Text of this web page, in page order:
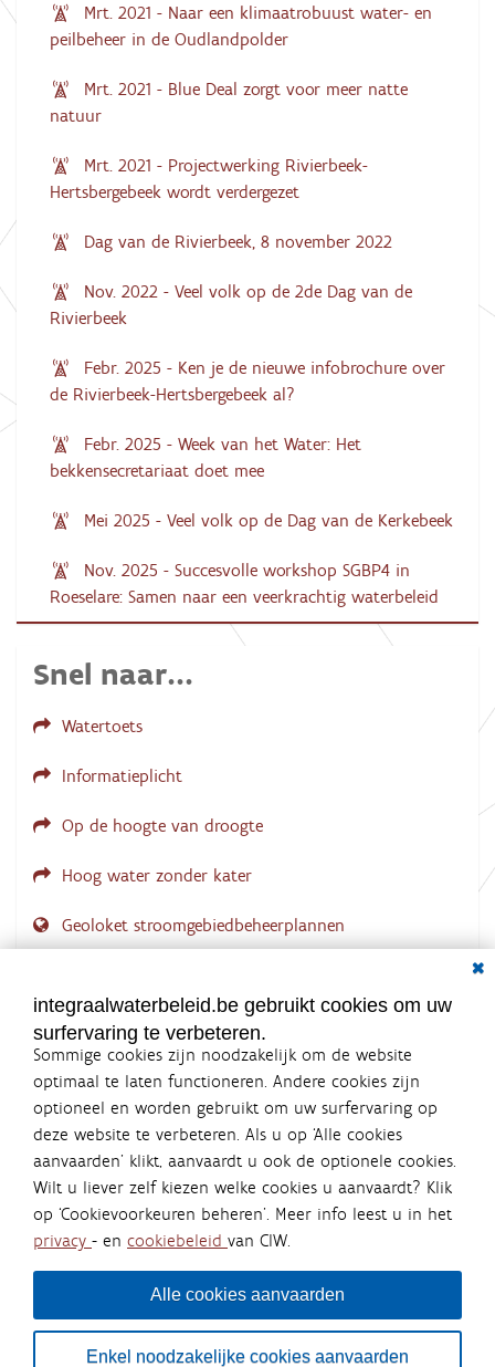
Mrt. 2021 - Naar een klimaatrobuust water- en
peilbeheer in de Oudlandpolder
Mrt. 2021 - Blue Deal zorgt voor meer natte
natuur
Mrt. 2021 - Projectwerking Rivierbeek-
Hertsbergebeek wordt verdergezet
Dag van de Rivierbeek, 8 november 2022
Nov. 2022 - Veel volk op de 2de Dag van de
Rivierbeek
Febr. 2025 - Ken je de nieuwe infobrochure over
de Rivierbeek-Hertsbergebeek al?
Febr. 2025 - Week van het Water: Het
bekkensecretariaat doet mee
Mei 2025 - Veel volk op de Dag van de Kerkebeek
Nov. 2025 - Succesvolle workshop SGBP4 in
Roeselare: Samen naar een veerkrachtig waterbeleid
Snel naar...
Watertoets
Informatieplicht
Op de hoogte van droogte
Hoog water zonder kater
Geoloket stroomgebiedbeheerplannen
LOGIN VEREIST
integraalwaterbeleid.be gebruikt cookies om uw
surfervaring te verbeteren.
Sommige cookies zijn noodzakelijk om de website
optimaal te laten functioneren. Andere cookies zijn
optioneel en worden gebruikt om uw surfervaring op
deze website te verbeteren. Als u op ‘Alle cookies
aanvaarden’ klikt, aanvaardt u ook de optionele cookies.
Wilt u liever zelf kiezen welke cookies u aanvaardt? Klik
op ‘Cookievoorkeuren beheren’. Meer info leest u in het
privacy - en cookiebeleid van CIW.
Alle cookies aanvaarden
Enkel noodzakelijke cookies aanvaarden
Integraalwaterbeleid.be is een
officiële website van de Vlaamse
overheid
uitgegeven door Coördinatiecommissie Integraal
Waterbeleid
De Coördinatiecommissie Integraal Waterbeleid (CIW) is een
bestuursniveaus die bij het waterbeleid betrokken zijn. Ook
waterbedrijven nemen deel aan het overleg. Deze
samenwerking zorgt voor een gecoördineerde en
geïntegreerde aanpak van het waterbeleid en waterbeheer
in Vlaanderen.